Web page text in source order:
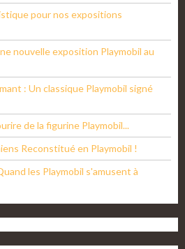
pour nos expositions
nouvelle exposition Playmobil au
: Un classique Playmobil signé
de la figurine Playmobil...
Reconstitué en Playmobil !
les Playmobil s'amusent à